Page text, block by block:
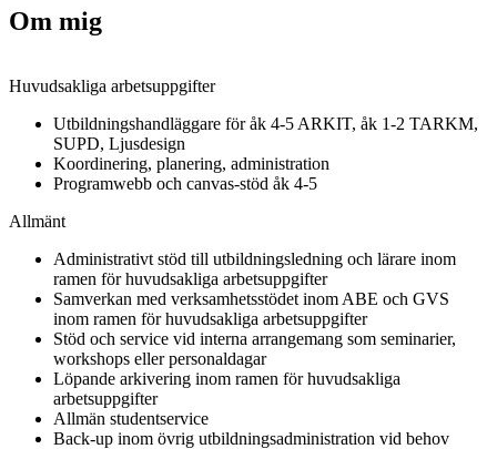
Om mig
Huvudsakliga arbetsuppgifter
Utbildningshandläggare för åk 4-5 ARKIT, åk 1-2 TARKM,
SUPD, Ljusdesign
Koordinering, planering, administration
Programwebb och canvas-stöd åk 4-5
Allmänt
Administrativt stöd till utbildningsledning och lärare inom
ramen för huvudsakliga arbetsuppgifter
Samverkan med verksamhetsstödet inom ABE och GVS
inom ramen för huvudsakliga arbetsuppgifter
Stöd och service vid interna arrangemang som seminarier,
workshops eller personaldagar
Löpande arkivering inom ramen för huvudsakliga
arbetsuppgifter
Allmän studentservice
Back-up inom övrig utbildningsadministration vid behov